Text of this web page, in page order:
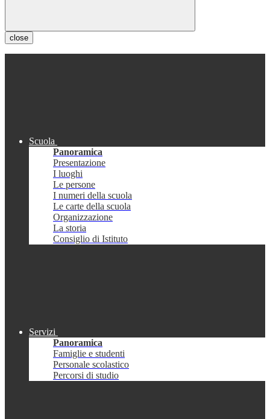
close
Scuola
Panoramica
Presentazione
I luoghi
Le persone
I numeri della scuola
Le carte della scuola
Organizzazione
La storia
Consiglio di Istituto
Servizi
Panoramica
Famiglie e studenti
Personale scolastico
Percorsi di studio